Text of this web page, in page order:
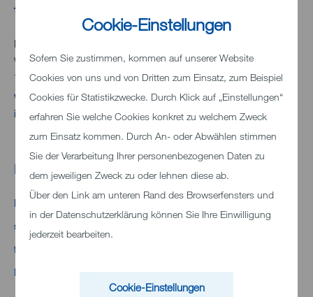
Cookie-Einstellungen
Sofern Sie zustimmen, kommen auf unserer Website
Cookies von uns und von Dritten zum Einsatz, zum Beispiel
Cookies für Statistikzwecke. Durch Klick auf „Einstellungen“
erfahren Sie welche Cookies konkret zu welchem Zweck
zum Einsatz kommen. Durch An- oder Abwählen stimmen
Sie der Verarbeitung Ihrer personenbezogenen Daten zu
dem jeweiligen Zweck zu oder lehnen diese ab.
Über den Link am unteren Rand des Browserfensters und
in der Datenschutzerklärung können Sie Ihre Einwilligung
jederzeit bearbeiten.
Cookie-Einstellungen
technische Fragen
Navigate AG - Die Internetagentur
Waldstraße 41-43
76133 Karlsruhe
www.navigate.de
info@navigate.de
Bildquellen
Person Icons erstellt von Vitaly Gorbachev - Flaticon
shutterstock
freepik
Pixabay